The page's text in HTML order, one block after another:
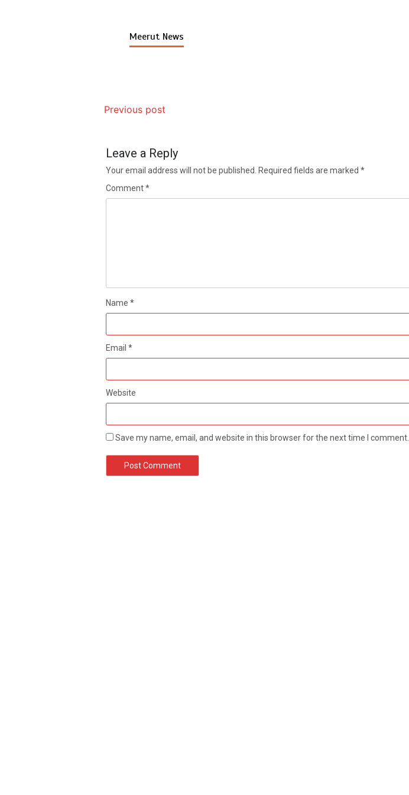
Meerut News
Previous post
Leave a Reply
Your email address will not be published. Required fields are marked *
Comment*
Name *
Email *
Website
Save my name, email, and website in this browser for the next time I comment.